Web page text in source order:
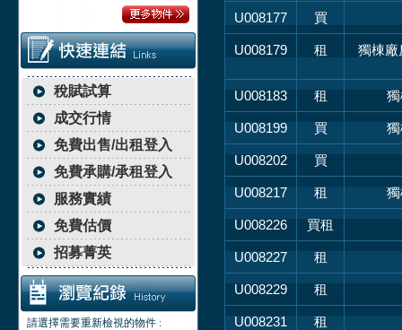
稅賦試算
成交行情
免費出售/出租登入
免費承購/承租登入
服務實績
免費估價
招募菁英
請選擇需要重新檢視的物件 :
U008177 買
U008179 租 獨棟廠
U008183 租
U008199 買
U008202 買
U008217 租
U008226 買租
U008227 租
U008229 租
U008231 租